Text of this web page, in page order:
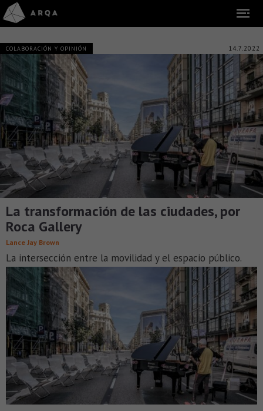
COLABORACIÓN Y OPINIÓN 14.7.2022
La transformación de las ciudades, por
Roca Gallery
Lance Jay Brown
La intersección entre la movilidad y el espacio público.